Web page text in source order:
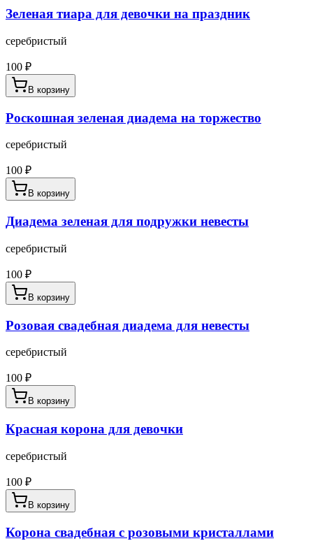
Зеленая тиара для девочки на праздник
серебристый
100 ₽
В корзину
Роскошная зеленая диадема на торжество
серебристый
100 ₽
В корзину
Диадема зеленая для подружки невесты
серебристый
100 ₽
В корзину
Розовая свадебная диадема для невесты
серебристый
100 ₽
В корзину
Красная корона для девочки
серебристый
100 ₽
В корзину
Корона свадебная с розовыми кристаллами